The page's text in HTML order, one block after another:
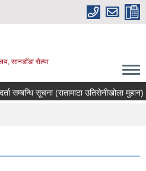
सानडाँडा रोल्पा
सम्बन्धि सूचना (रातामाटा उतिसेनीखोला मुहान)